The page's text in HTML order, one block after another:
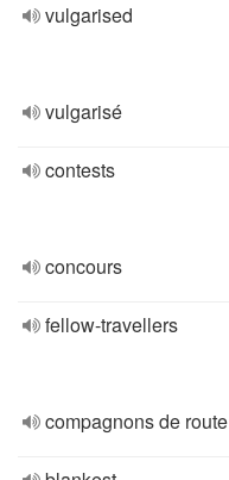
vulgarised
vulgarisé
contests
concours
fellow-travellers
compagnons de route